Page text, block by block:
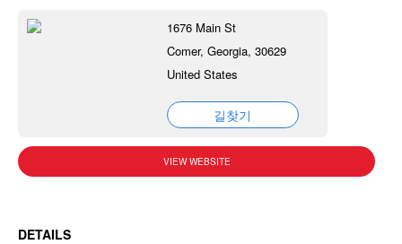
1676 Main St
Comer, Georgia, 30629
United States
길찾기
VIEW WEBSITE
DETAILS